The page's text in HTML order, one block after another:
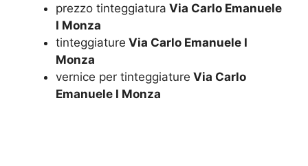
prezzo tinteggiatura Via Carlo Emanuele
I Monza
tinteggiature Via Carlo Emanuele I
Monza
vernice per tinteggiature Via Carlo
Emanuele I Monza